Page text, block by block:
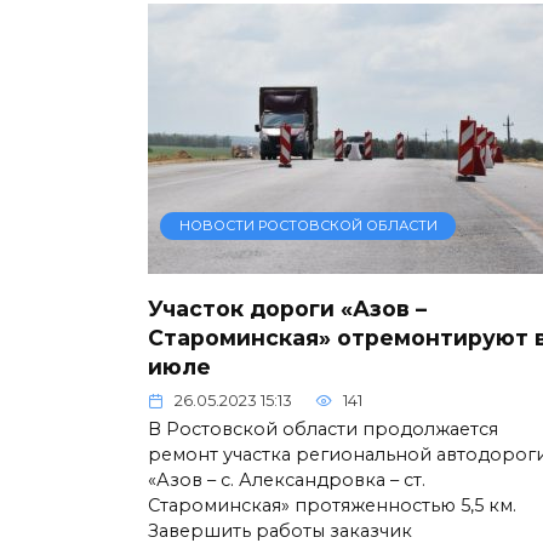
НОВОСТИ РОСТОВСКОЙ ОБЛАСТИ
Участок дороги «Азов –
Староминская» отремонтируют
июле
26.05.2023 15:13 141
В Ростовской области продолжается
ремонт участка региональной
«Азов – с. Александровка – ст.
Староминская» протяженностью 5,5 км.
Завершить работы заказчик